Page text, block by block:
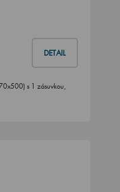
DETAIL
s 1 zásuvkou,